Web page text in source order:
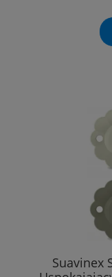
Suavinex